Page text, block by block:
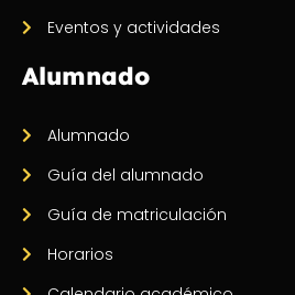
Eventos y actividades
Alumnado
Alumnado
Guía del alumnado
Guía de matriculación
Horarios